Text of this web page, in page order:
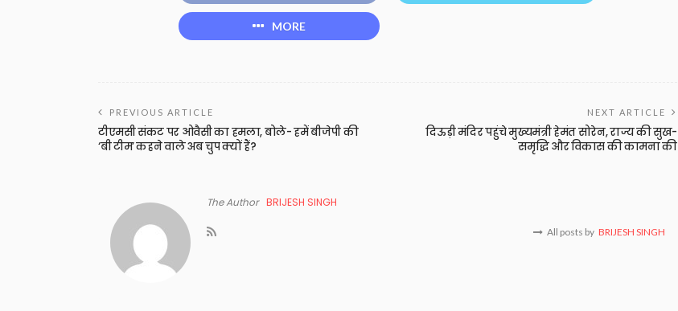
MORE
PREVIOUS ARTICLE
टीएमसी संकट पर ओवैसी का हमला, बोले- हमें बीजेपी की
‘बी टीम’ कहने वाले अब चुप क्यों हैं?
NEXT ARTICLE
दिऊड़ी मंदिर पहुंचे मुख्यमंत्री हेमंत सोरेन, राज्य की सुख-
समृद्धि और विकास की कामना की
The Author BRIJESH SINGH
All posts by BRIJESH SINGH